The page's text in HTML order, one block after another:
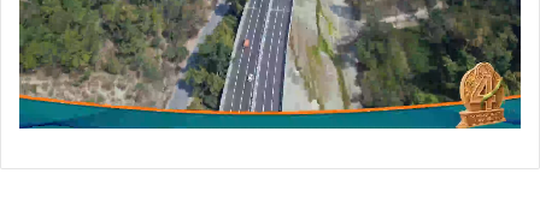
लो
का
र्प
ण